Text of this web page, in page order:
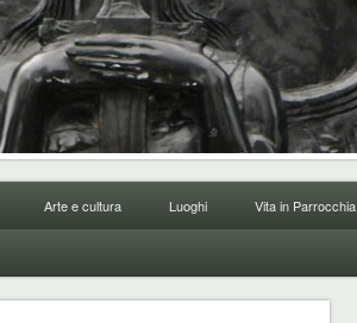
Arte e cultura Luoghi Vita in Parrocchia